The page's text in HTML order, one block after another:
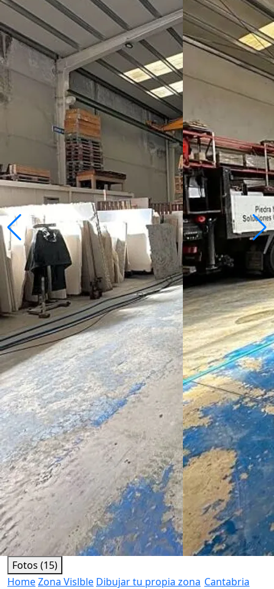
Fotos (15)
HomeZona Vislble Dibujar tu propia zona Cantabria